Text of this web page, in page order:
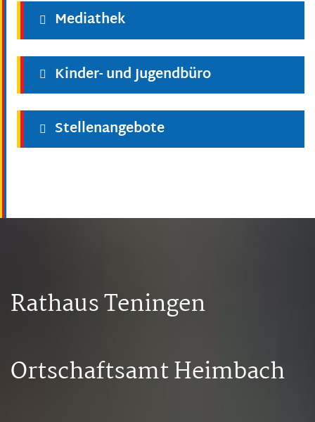
Mediathek
Kinder- und Jugendbüro
Stellenangebote
Rathaus Teningen
Ortschaftsamt Heimbach